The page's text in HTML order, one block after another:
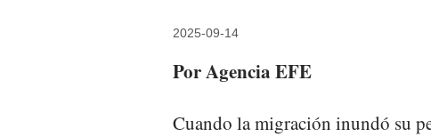
2025-09-14
Por Agencia EFE
Cuando la migración inundó su